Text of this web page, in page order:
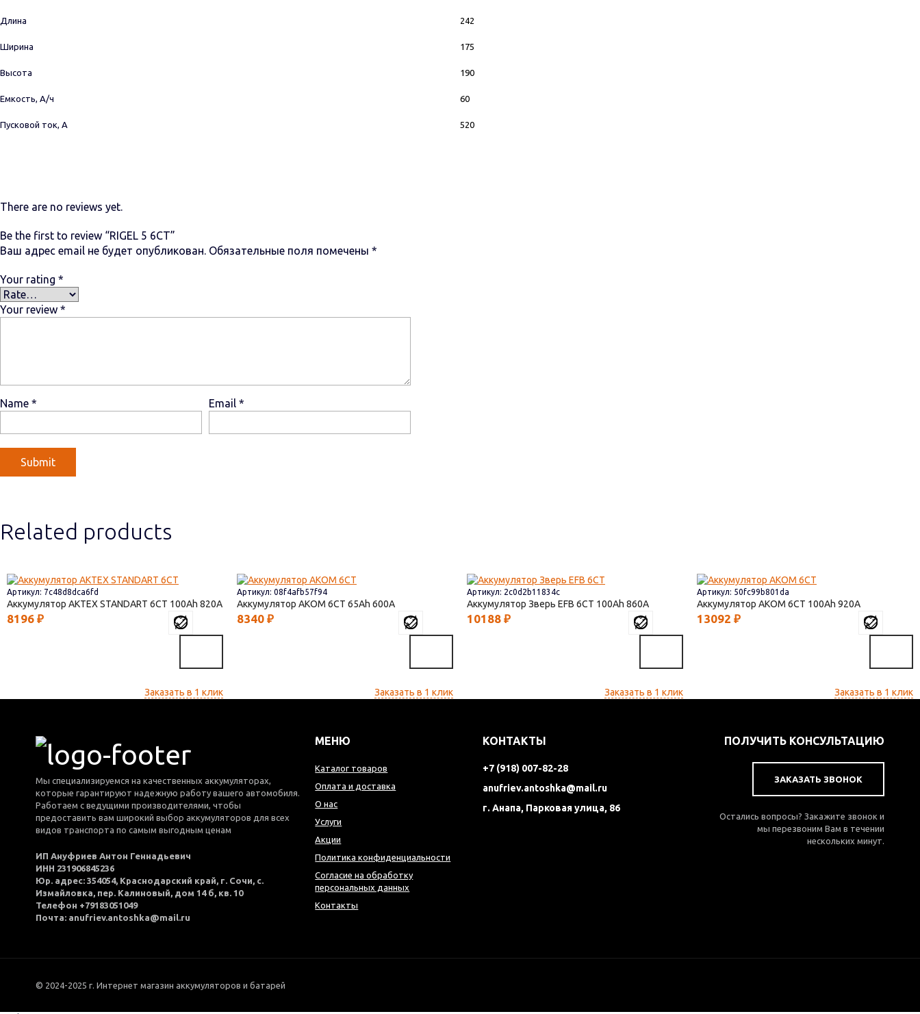
Длина 242
Ширина 175
Высота 190
Емкость, А/ч 60
Пусковой ток, А 520
There are no reviews yet.
Be the first to review “RIGEL 5 6СТ”
Ваш адрес email не будет опубликован. Обязательные поля помечены *
Your rating *
Your review *
Name * Email *
Related products
Артикул: 7c48d8dca6fd
Аккумулятор AКТЕХ STANDART 6СТ 100 820
8196 ₽
Заказать в 1 клик
Артикул: 08f4afb57f94
Аккумулятор AКОМ 6СТ 65 600
8340 ₽
Заказать в 1 клик
Артикул: 2c0d2b11834c
Аккумулятор Зверь EFB 6СТ 100 860
10188 ₽
Заказать в 1 клик
Артикул: 50fc99b801da
Аккумулятор AKOM 6СТ 100 920
13092 ₽
Заказать в 1 клик
Мы специализируемся на качественных аккумуляторах,
которые гарантируют надежную работу вашего автомобиля.
Работаем с ведущими производителями, чтобы
предоставить вам широкий выбор аккумуляторов для всех
видов транспорта по самым выгодным ценам
ИП Ануфриев Антон Геннадьевич
ИНН 231906845236
Юр. адрес: 354054, Краснодарский край, г. Сочи, с.
Измайловка, пер. Калиновый, дом 14 б, кв. 10
Телефон +79183051049
Почта: anufriev.antoshka@mail.ru
МЕНЮ
Каталог товаров
Оплата и доставка
О нас
Услуги
Акции
Политика конфиденциальности
Согласие на обработку
персональных данных
Контакты
КОНТАКТЫ
+7 (918) 007-82-28
anufriev.antoshka@mail.ru
г. Анапа, Парковая улица, 86
ПОЛУЧИТЬ КОНСУЛЬТАЦИЮ
ЗАКАЗАТЬ ЗВОНОК
Остались вопросы? Закажите звонок и
мы перезвоним Вам в течении
нескольких минут.
© 2024-2025 г. Интернет магазин аккумуляторов и батарей